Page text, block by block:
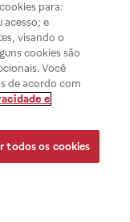
para:
acesso; e
visando o
cookies são
Você
de acordo com
e
todos os cookies